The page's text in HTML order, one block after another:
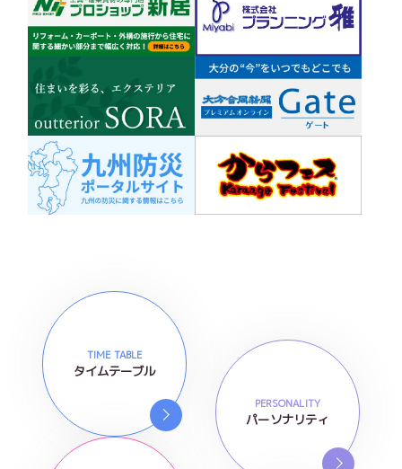
TIME TABLE
タイムテーブル
PERSONALITY
パーソナリティ